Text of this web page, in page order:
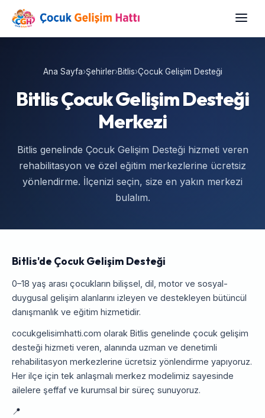
Ana Sayfa›Şehirler›Bitlis›Çocuk Gelişim Desteği
Bitlis Çocuk Gelişim Desteği
Merkezi
Bitlis genelinde Çocuk Gelişim Desteği hizmeti veren
rehabilitasyon ve özel eğitim merkezlerine ücretsiz
yönlendirme. İlçenizi seçin, size en yakın merkezi
bulalım.
Bitlis'de Çocuk Gelişim Desteği
0–18 yaş arası çocukların bilişsel, dil, motor ve sosyal-
duygusal gelişim alanlarını izleyen ve destekleyen bütüncül
danışmanlık ve eğitim hizmetidir.
cocukgelisimhatti.com olarak Bitlis genelinde çocuk gelişim
desteği hizmeti veren, alanında uzman ve denetimli
rehabilitasyon merkezlerine ücretsiz yönlendirme yapıyoruz.
Her ilçe için tek anlaşmalı merkez modelimiz sayesinde
ailelere şeffaf ve kurumsal bir süreç sunuyoruz.
📍